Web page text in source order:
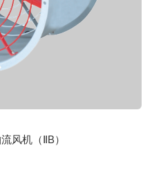
风机（ⅡB）